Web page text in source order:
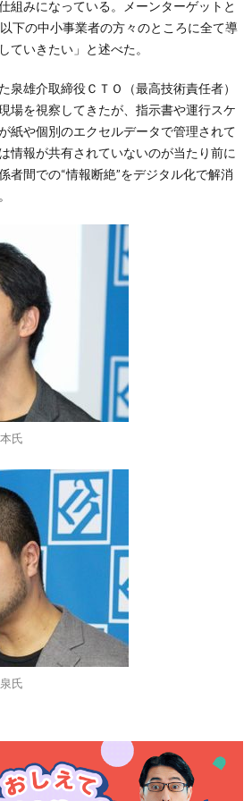
組みになっている。メーンターゲットと
下の中小事業者の方々のところに全て導
ていきたい」と述べた。
雄介取締役ＣＴＯ（最高技術責任者）
場を視察してきたが、指示書や運行スケ
紙や個別のエクセルデータで管理されて
情報が共有されていないのが当たり前に
者間での“情報断絶”をデジタル化で解消
氏
氏